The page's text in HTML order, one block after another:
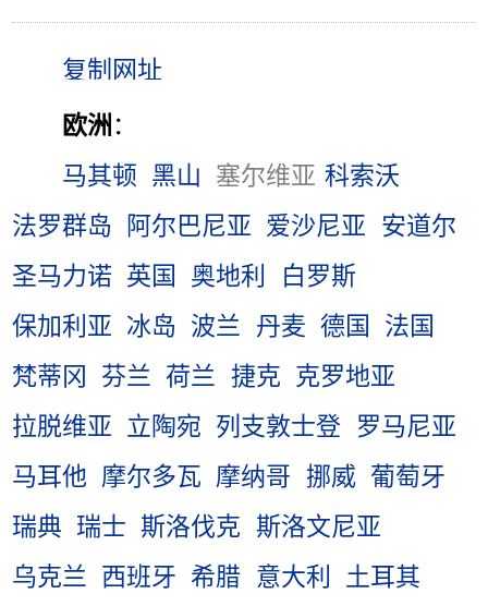
欧洲 ：
马其顿 黑山 塞尔维亚 科索沃
法罗群岛
阿尔巴尼亚 爱沙尼亚
安道尔
圣马力诺 英国 奥地利
白罗斯
保加利亚 冰岛 波兰 丹麦 德国
法国
梵蒂冈
芬兰 荷兰 捷克 克罗地亚
拉脱维亚
立陶宛 列支敦士登
罗马尼亚
马耳他 摩尔多瓦 摩纳哥 挪威 葡萄牙
瑞典 瑞士 斯洛伐克 斯洛文尼亚
乌克兰
西班牙 希腊 意大利 土耳其